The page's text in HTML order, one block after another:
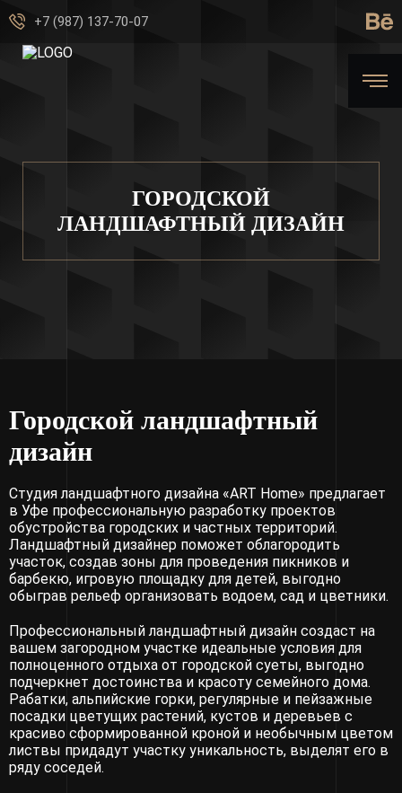
+7 (987) 137-70-07
ГОРОДСКОЙ
ЛАНДШАФТНЫЙ ДИЗАЙН
Городской ландшафтный
дизайн
Студия ландшафтного дизайна «ART Home» предлагает
в Уфе профессиональную разработку проектов
обустройства городских и частных территорий.
Ландшафтный дизайнер поможет облагородить
участок, создав зоны для проведения пикников и
барбекю, игровую площадку для детей, выгодно
обыграв рельеф организовать водоем, сад и цветники.
Профессиональный ландшафтный дизайн создаст на
вашем загородном участке идеальные условия для
полноценного отдыха от городской суеты, выгодно
подчеркнет достоинства и красоту семейного дома.
Рабатки, альпийские горки, регулярные и пейзажные
посадки цветущих растений, кустов и деревьев с
красиво сформированной кроной и необычным цветом
листвы придадут участку уникальность, выделят его в
ряду соседей.